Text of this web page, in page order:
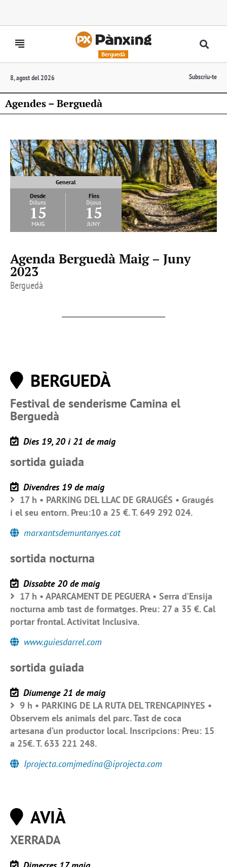
Berguedà
8, agost del 2026 Subscriu-te
Agendes – Berguedà
General
Desde
Dilluns
15
maig
Fins
Dijous
15
juny
Agenda Berguedà Maig – Juny
2023
Berguedà
BERGUEDÀ
Festival de senderisme Camina el
Berguedà
Dies 19, 20 i 21 de maig
sortida guiada
Divendres 19 de maig
17 h • PARKING DEL LLAC DE GRAUGÉS • Graugés
i el seu entorn. Preu:10 a 25 €. T. 649 292 024.
marxantsdemuntanyes.cat
sortida nocturna
Dissabte 20 de maig
17 h • APARCAMENT DE PEGUERA • Serra d’Ensija
nocturna amb tast de formatges. Preu: 27 a 35 €. Cal
portar frontal. Activitat Inclusiva.
www.guiesdarrel.com
sortida guiada
Diumenge 21 de maig
9 h • PARKING DE LA RUTA DEL TRENCAPINYES •
Observem els animals del parc. Tast de coca
artesana d’un productor local. Inscripcions: Preu: 15
a 25€. T. 633 221 248.
Iprojecta.comjmedina@iprojecta.com
AVIÀ
XERRADA